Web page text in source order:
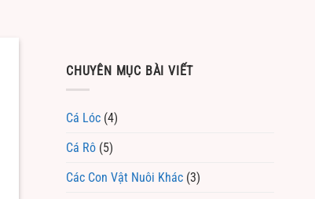
CHUYÊN MỤC BÀI VIẾT
Cá Lóc (4)
Cá Rô (5)
Các Con Vật Nuôi Khác (3)